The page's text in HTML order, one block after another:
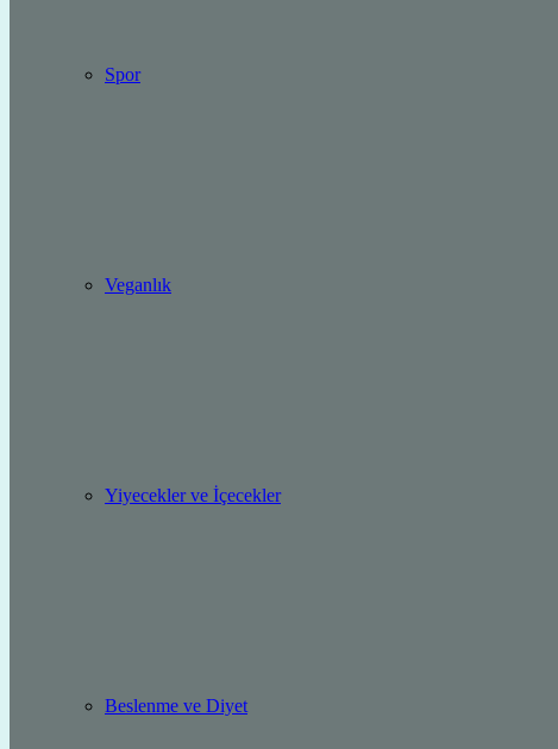
Spor
Veganlık
Yiyecekler ve İçecekler
Beslenme ve Diyet